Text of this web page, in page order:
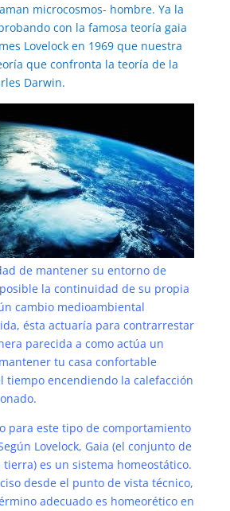
microcosmos- hombre. Ya la
con la famosa teoría gaia
Lovelock en 1969 que nuestra
que confronta la teoría de la
Darwin.
de mantener su entorno de
la continuidad de su propia
cambio medioambiental
ésta actuaría para contrarrestar
parecida a como actúa un
tu casa confortable
tiempo encendiendo la calefacción
para este tipo de comportamiento
Lovelock, Gaia (el conjunto de
es un sistema homeostático.
desde el punto de vista técnico,
adecuado es homeorético en